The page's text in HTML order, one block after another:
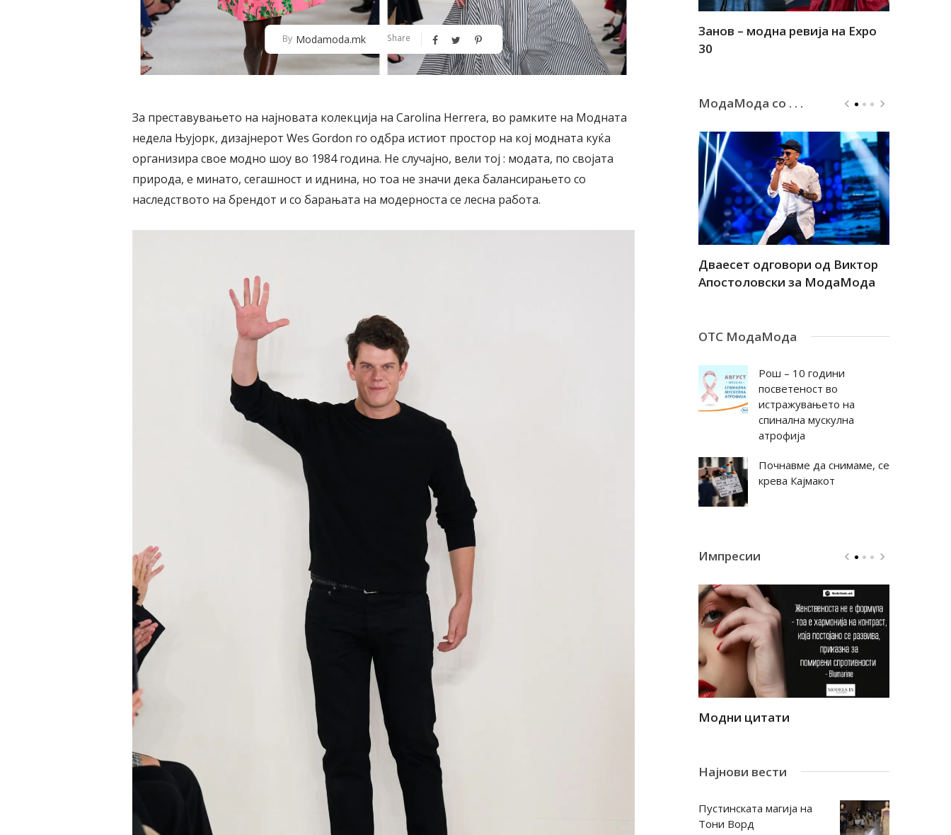
By Modamoda.mk Share
За преставувањето на најновата колекција на Carolina Herrera, во рамките на Модната
недела Њујорк, дизајнерот Wes Gordon го одбра истиот простор на кој модната куќа
организира свое модно шоу во 1984 година. Не случајно, вели тој : модата, по својата
природа, е минато, сегашност и иднина, но тоа не значи дека балансирањето со
наследството на брендот и со барањата на модерноста се лесна работа.
Алшар – модна ревија на Expo
30
Филигрански обетки
Занов – модна ревија на Expo
30
МодаМода со . . .
Дваесет одговори од Виктор
Апостоловски за МодаМода
ОТС МодаМода
Рош – 10 години
посветеност во
истражувањето на
спинална мускулна
атрофија
Почнавме да снимаме, се
крева Кајмакот
Импресии
Модни цитати Модни цитати
Најнови вести
Пустинската магија на
Тони Ворд